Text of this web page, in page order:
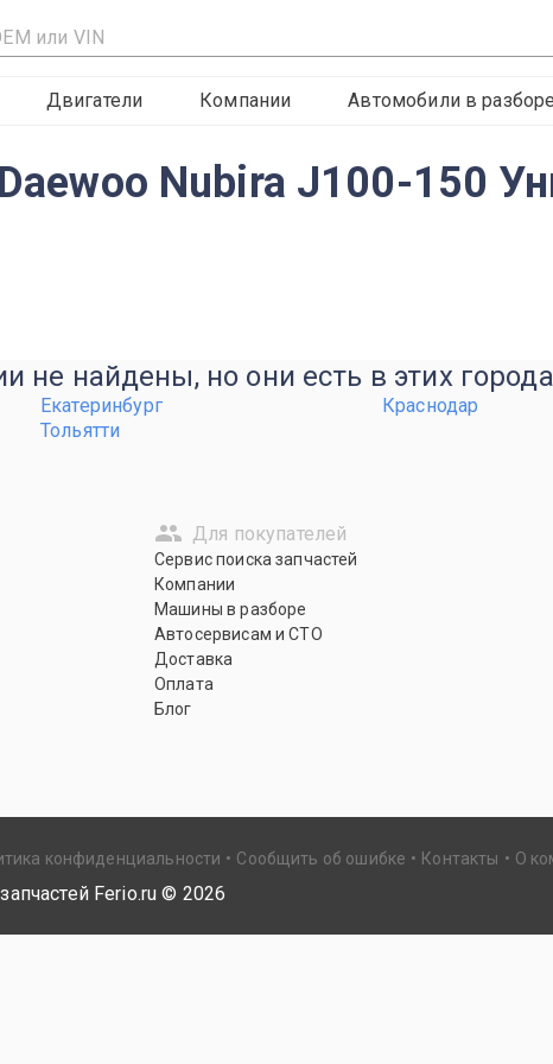
Двигатели Компании Автомобили в разборе
Nubira J100-150
не найдены, но они есть в этих
Екатеринбург Краснодар
Тольятти
Для покупателей
Сервис поиска запчастей
Компании
Машины в разборе
Автосервисам и СТО
Доставка
Оплата
Блог
конфиденциальности Сообщить об ошибке Контакты О
Ferio.ru © 2026